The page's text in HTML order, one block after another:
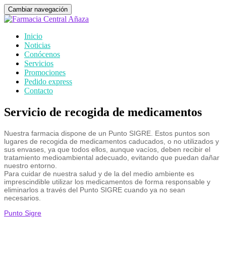
Cambiar navegación
Inicio
Noticias
Conócenos
Servicios
Promociones
Pedido express
Contacto
Servicio de recogida de medicamentos
Nuestra farmacia dispone de un Punto SIGRE. Estos puntos son
lugares de recogida de medicamentos caducados, o no utilizados y
sus envases, ya que todos ellos, aunque vacíos, deben recibir el
tratamiento medioambiental adecuado, evitando que puedan dañar
nuestro entorno.
Para cuidar de nuestra salud y de la del medio ambiente es
imprescindible utilizar los medicamentos de forma responsable y
eliminarlos a través del Punto SIGRE cuando ya no sean
necesarios.
Punto Sigre